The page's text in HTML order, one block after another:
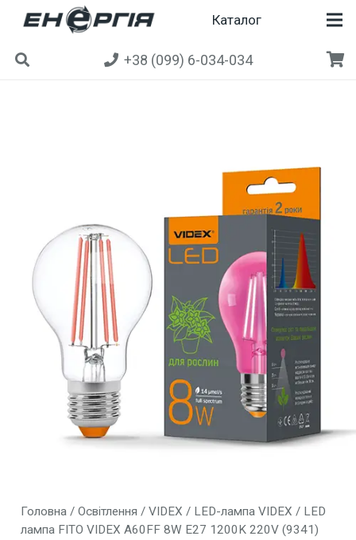
Каталог
+38 (099) 6-034-034
Головна/ Освітлення / VIDEX / LED-лампа VIDEX / LED
лампа FITO VIDEX A60FF 8W E27 1200K 220V (9341)